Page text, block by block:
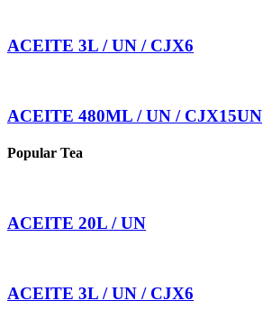
ACEITE 3L / UN / CJX6
ACEITE 480ML / UN / CJX15UN
Popular Tea
ACEITE 20L / UN
ACEITE 3L / UN / CJX6